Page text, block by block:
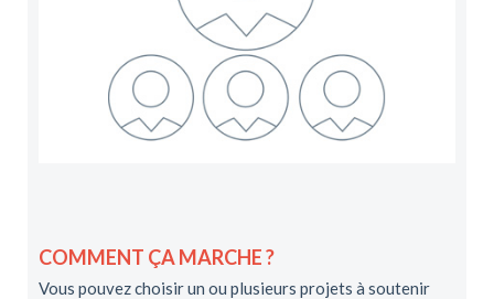
COMMENT ÇA MARCHE ?
Vous pouvez choisir un ou plusieurs projets à soutenir